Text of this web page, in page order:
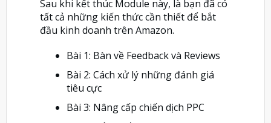
Sau khi kết thúc Module này, là bạn đã có
tất cả những kiến thức cần thiết để bắt
đầu kinh doanh trên Amazon.
Bài 1: Bàn về Feedback và Reviews
Bài 2: Cách xử lý những đánh giá
tiêu cực
Bài 3: Nâng cấp chiến dịch PPC